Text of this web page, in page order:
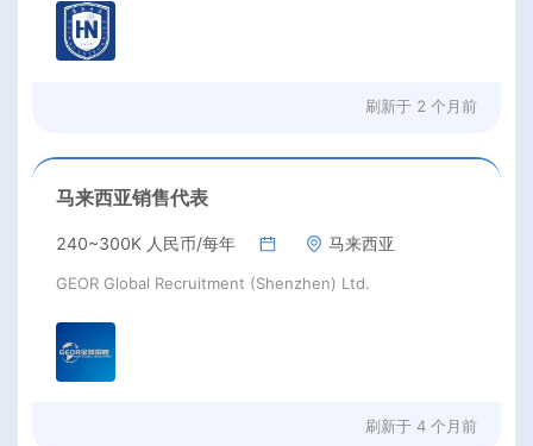
刷新于 2 个月前
马来西亚销售代表
240~300K 人民币/每年 马来西亚
GEOR Global Recruitment (Shenzhen) Ltd.
刷新于 4 个月前